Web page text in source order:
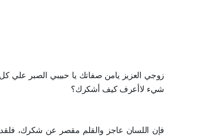
زوجي العزيز يامن صفاتك يا حبيبي الصبر علي
شيء لاأعرف كيف أشكرك؟
فإن اللسان عاجز والقلم مقصر عن شكرك، فلقد